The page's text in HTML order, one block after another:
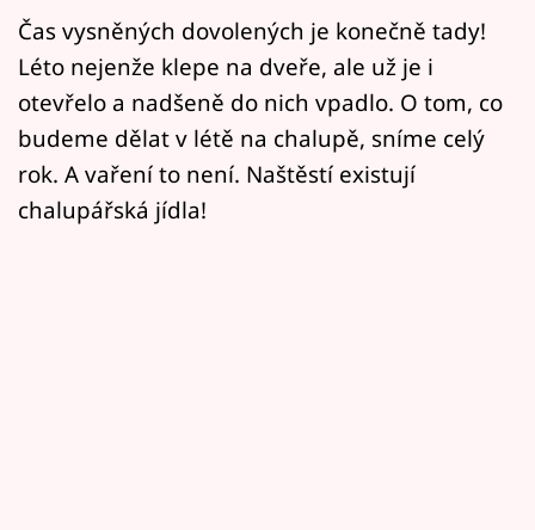
Mámy sobě
Přihlášení
Sledujte nás
Čas vysněných dovolených je konečně tady!
Léto nejenže klepe na dveře, ale už je i
otevřelo a nadšeně do nich vpadlo. O tom, co
budeme dělat v létě na chalupě, sníme celý
rok. A vaření to není. Naštěstí existují
chalupářská jídla!